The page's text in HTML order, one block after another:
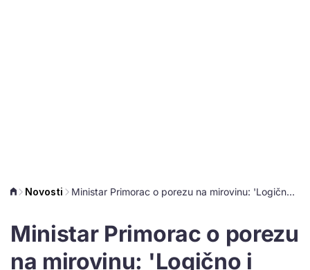
Novosti Ministar Primorac o porezu na mirovinu: 'Logično i racionalno je da se ukine'
Ministar Primorac o porezu
na mirovinu: 'Logično i